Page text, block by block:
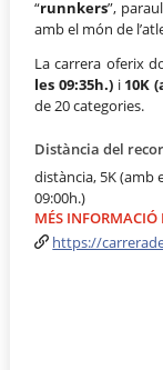
“runnkers”,
amb el món de
La carrera oferix
les 09:35h.)i 10K
de 20 categories.
Distància del
distància, 5K (amb
09:00h.)
MÉS INFORMACIÓ
https://